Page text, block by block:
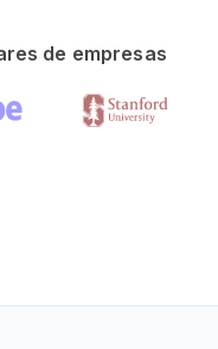
de empresas